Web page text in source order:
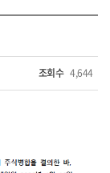
조회수 4,644